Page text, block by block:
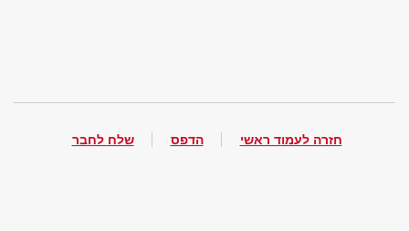
חזרה לעמוד ראשי הדפס שלח לחבר